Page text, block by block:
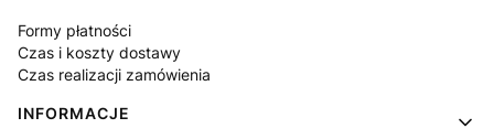
Formy płatności
Czas i koszty dostawy
Czas realizacji zamówienia
INFORMACJE